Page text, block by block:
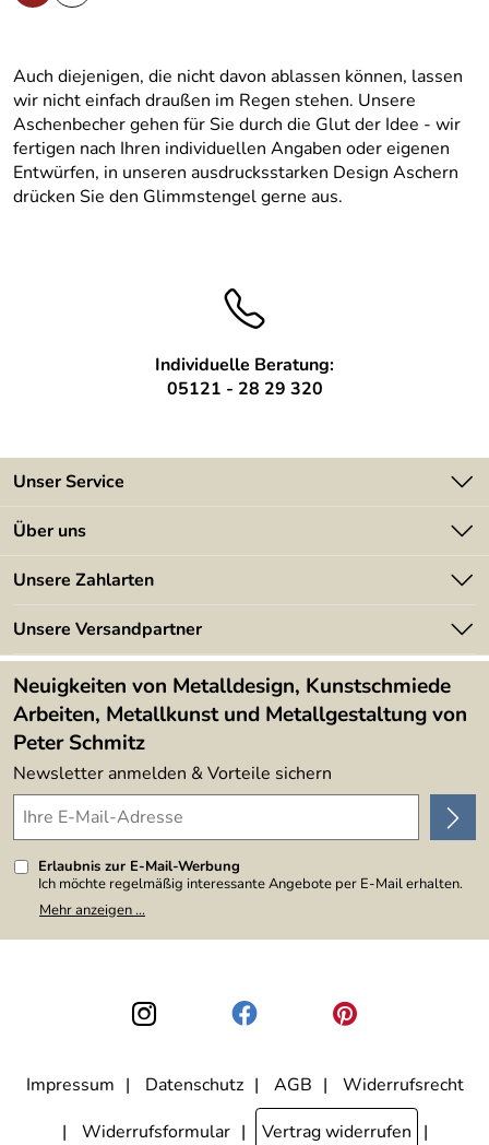
Auch diejenigen, die nicht davon ablassen können, lassen
wir nicht einfach draußen im Regen stehen. Unsere
Aschenbecher gehen für Sie durch die Glut der Idee - wir
fertigen nach Ihren individuellen Angaben oder eigenen
Entwürfen, in unseren ausdrucksstarken Design Aschern
drücken Sie den Glimmstengel gerne aus.
Individuelle Beratung:
05121 - 28 29 320
Unser Service
Kontakt
Kundeninformationen
Newsletter
Lieferbedingungen
Über uns
Angebote
Kundenbewertungen (394)
4,9/5
Unsere Zahlarten
Unsere Versandpartner
Neuigkeiten von Metalldesign, Kunstschmiede
Arbeiten, Metallkunst und Metallgestaltung von
Peter Schmitz
Newsletter anmelden & Vorteile sichern
Erlaubnis zur E-Mail-Werbung
Ich möchte regelmäßig interessante Angebote per E-Mail erhalten.
Meine E-Mail-Adresse wird nicht an andere Unternehmen
weitergegeben. Zu statistischen Zwecken wird in anonymer Form
den Link "Abmelden" am Ende des Newsletters anklicke. Die
Datenschutzerklärung
habe ich zur Kenntnis genommen.
Mehr anzeigen ...
Impressum Datenschutz AGB
Widerrufsrecht
Widerrufsformular
Vertrag widerrufen